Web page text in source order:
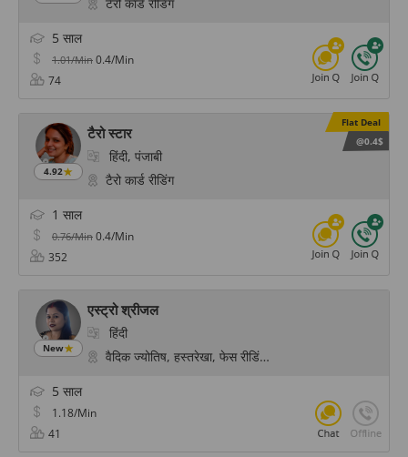
5 साल
1.01/Min 0.4/Min
74
Flat Deal
@0.4$
4.92
टैरो स्टार
हिंदी, पंजाबी
टैरो कार्ड रीडिंग
1 साल
0.76/Min 0.4/Min
352
New
एस्ट्रो श्रीजल
हिंदी
वैदिक ज्योतिष, हस्तरेखा, फेस रीडिंग, साइकोलॉजिकल रीडिंग
5 साल
1.18/Min
41